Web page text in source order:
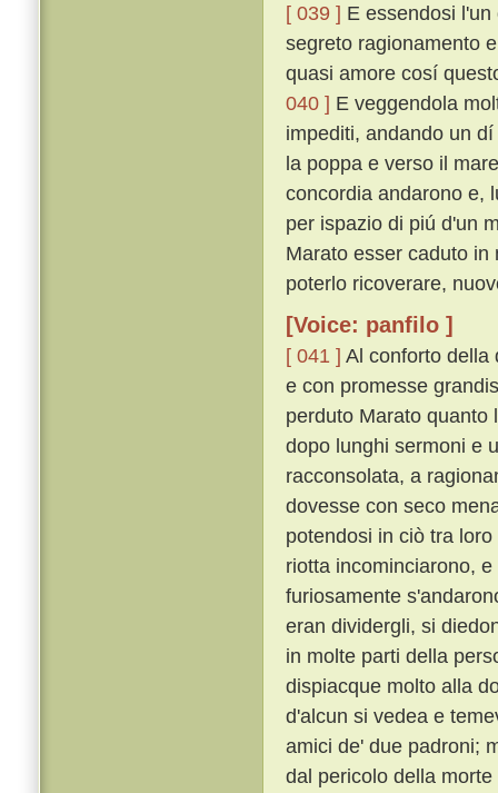
[ 039 ] E essendosi
segreto ragionamento
quasi amore cosí
040 ] E veggendola
impediti, andando un
la poppa e verso il
concordia andarono e,
per ispazio di piú d'un
Marato esser caduto
poterlo ricoverare,
[Voice: panfilo ]
[ 041 ] Al conforto della
e con promesse
perduto Marato quanto
dopo lunghi sermoni e
racconsolata, a
dovesse con seco
potendosi in ciò tra
riotta incominciarono,
furiosamente
eran dividergli, si
in molte parti della
dispiacque molto alla
d'alcun si vedea e
amici de' due padroni;
dal pericolo della